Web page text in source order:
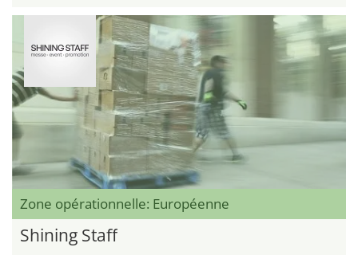
Zone opérationnelle: Européenne
Shining Staff